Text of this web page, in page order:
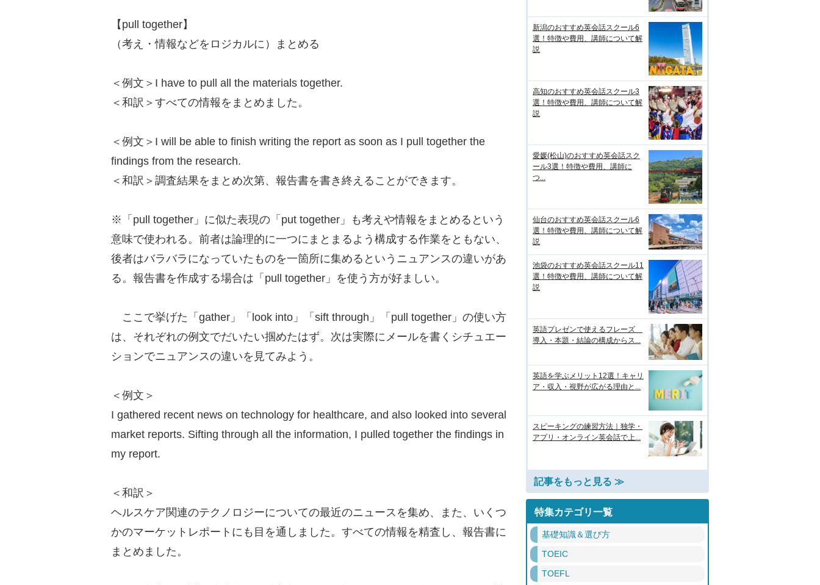
【pull together】
（考え・情報などをロジカルに）まとめる
＜例文＞I have to pull all the materials together.
＜和訳＞すべての情報をまとめました。
＜例文＞I will be able to finish writing the report as soon as I pull together the
findings from the research.
＜和訳＞調査結果をまとめ次第、報告書を書き終えることができます。
※「pull together」に似た表現の「put together」も考えや情報をまとめるという
意味で使われる。前者は論理的に一つにまとまるよう構成する作業をともない、
後者はバラバラになっていたものを一箇所に集めるというニュアンスの違いがあ
る。報告書を作成する場合は「pull together」を使う方が好ましい。
ここで挙げた「gather」「look into」「sift through」「pull together」の使い方
は、それぞれの例文でだいたい掴めたはず。次は実際にメールを書くシチュエー
ションでニュアンスの違いを見てみよう。
＜例文＞
I gathered recent news on technology for healthcare, and also looked into several
market reports. Sifting through all the information, I pulled together the findings in
my report.
＜和訳＞
ヘルスケア関連のテクノロジーについての最近のニュースを集め、また、いくつ
かのマーケットレポートにも目を通しました。すべての情報を精査し、報告書に
まとめました。
新潟のおすすめ英会話スクール6
選！特徴や費用、講師について解
説
高知のおすすめ英会話スクール3
選！特徴や費用、講師について解
説
愛媛(松山)のおすすめ英会話スク
ール3選！特徴や費用、講師に
つ...
仙台のおすすめ英会話スクール6
選！特徴や費用、講師について解
説
池袋のおすすめ英会話スクール11
選！特徴や費用、講師について解
説
英語プレゼンで使えるフレーズ
導入・本題・結論の構成からス...
英語を学ぶメリット12選！キャリ
ア・収入・視野が広がる理由と...
スピーキングの練習方法｜独学・
アプリ・オンライン英会話で上...
記事をもっと見る ≫
特集カテゴリ一覧
基礎知識＆選び方
TOEIC
TOEFL